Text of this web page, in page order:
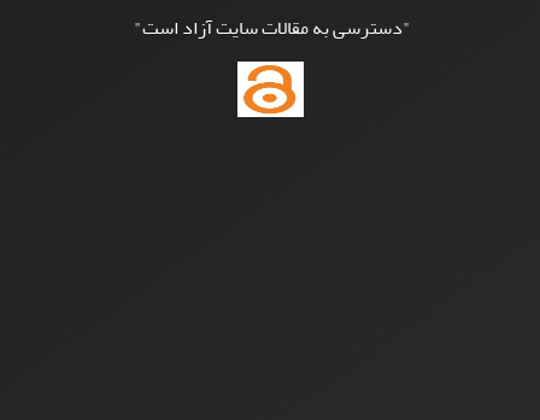
"دسترسی به مقالات سایت آزاد است"